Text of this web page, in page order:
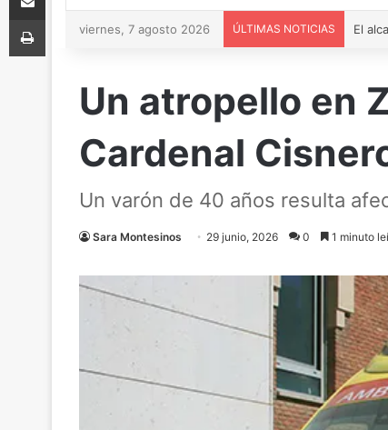
viernes, 7 agosto 2026 ÚLTIMAS NOTICIAS
Un atropello en
Cardenal
Un varón de 40 años resulta
Sara Montesinos 29 junio, 2026 0 1 minuto